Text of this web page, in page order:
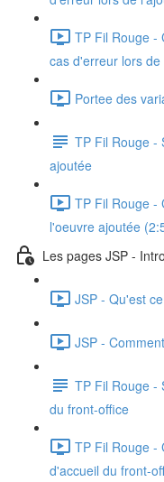
TP Fil Rouge -
cas d'erreur lors
Portee des
TP Fil Rouge -
ajoutée
TP Fil Rouge -
l'oeuvre ajoutée
Les pages JSP -
JSP - Qu'est
JSP -
TP Fil Rouge -
du front-office
TP Fil Rouge -
d'accueil du front-